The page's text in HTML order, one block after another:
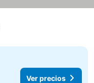
Ver precios